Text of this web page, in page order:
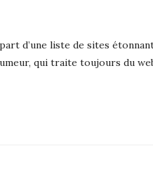
d’une liste de sites
qui traite toujours du